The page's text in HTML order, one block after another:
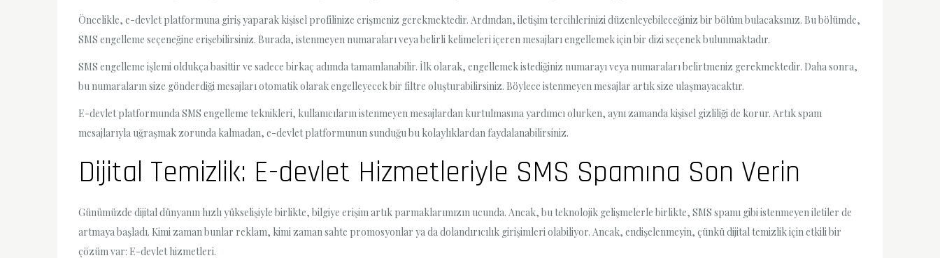
Öncelikle, e-devlet platformuna giriş yaparak kişisel profilinize erişmeniz gerekmektedir. Ardından, iletişim tercihlerinizi düzenleyebileceğiniz bir bölüm bulacaksınız. Bu bölümde,
SMS engelleme seçeneğine erişebilirsiniz. Burada, istenmeyen numaraları veya belirli kelimeleri içeren mesajları engellemek için bir dizi seçenek bulunmaktadır.
SMS engelleme işlemi oldukça basittir ve sadece birkaç adımda tamamlanabilir. İlk olarak, engellemek istediğiniz numarayı veya numaraları belirtmeniz gerekmektedir. Daha sonra,
bu numaraların size gönderdiği mesajları otomatik olarak engelleyecek bir filtre oluşturabilirsiniz. Böylece istenmeyen mesajlar artık size ulaşmayacaktır.
E-devlet platformunda SMS engelleme teknikleri, kullanıcıların istenmeyen mesajlardan kurtulmasına yardımcı olurken, aynı zamanda kişisel gizliliği de korur. Artık spam
mesajlarıyla uğraşmak zorunda kalmadan, e-devlet platformunun sunduğu bu kolaylıklardan faydalanabilirsiniz.
Dijital Temizlik: E-devlet Hizmetleriyle SMS Spamına Son Verin
Günümüzde dijital dünyanın hızlı yükselişiyle birlikte, bilgiye erişim artık parmaklarımızın ucunda. Ancak, bu teknolojik gelişmelerle birlikte, SMS spamı gibi istenmeyen iletiler de
artmaya başladı. Kimi zaman bunlar reklam, kimi zaman sahte promosyonlar ya da dolandırıcılık girişimleri olabiliyor. Ancak, endişelenmeyin, çünkü dijital temizlik için etkili bir
çözüm var: E-devlet hizmetleri.